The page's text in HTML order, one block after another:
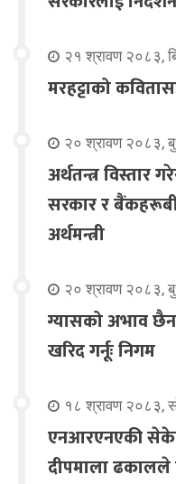
२१ श्रावण २०८३,
मरहट्टाको
२० श्रावण २०८३,
अर्थतन्त्र विस्तार
सरकार र
अर्थमन्त्री
२० श्रावण २०८३,
ग्यासको अभाव
खरिद गर्नूः निगम
१८ श्रावण २०८३,
एनआरएनएकी
दीपमाला ढकालले